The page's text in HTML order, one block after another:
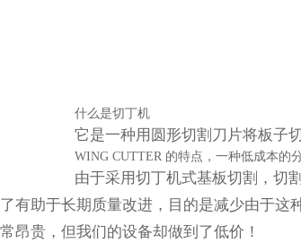
什么是切丁机
它是一种用圆形切割刀片将板子
WING CUTTER 的特点，一种低成本的
由于采用切丁机式基板切割，切
有助于长期质量改进，目的是减少由于这
昂贵，但我们的设备却做到了低价！